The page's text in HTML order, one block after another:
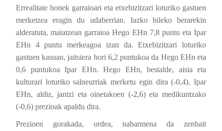
Errealitate honek garraioari eta etxebizitzari loturiko gastuen
merketzea eragin du udaberrian. Iazko hileko berarekin
alderatuta, maiatzean garraioa Hego EHn 7,8 puntu eta Ipar
EHn 4 puntu merkeagoa izan da. Etxebizitzari loturiko
gastuen kasuan, jaitsiera hori 6,2 puntukoa da Hego EHn eta
0,6 puntukoa Ipar EHn. Hego EHn, bestalde, aisia eta
kulturari loturiko salneurriak merketu egin dira (-0,4). Ipar
EHn, aldiz, jantzi eta oinetakoen (-2,6) eta medikuntzako
(-0,6) prezioak apaldu dira.
Prezioen gorakada, ordea, nabarmena da zenbait